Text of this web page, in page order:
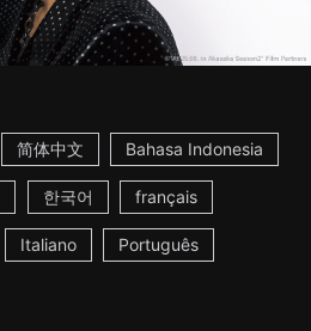
简体中文 Bahasa Indonesia
한국어 français
Italiano Português